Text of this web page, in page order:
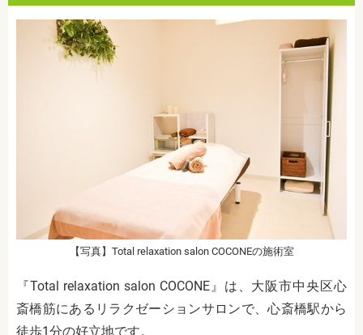
【写真】Total relaxation salon COCONEの施術室
『Total relaxation salon COCONE』は、大阪市中央区心
斎橋筋にあるリラクゼーションサロンで、心斎橋駅から
徒歩1分の好立地です。